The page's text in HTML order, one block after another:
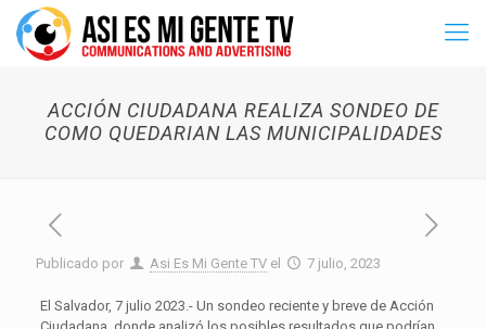
ACCIÓN CIUDADANA REALIZA SONDEO DE
COMO QUEDARIAN LAS MUNICIPALIDADES
Publicado por Asi Es Mi Gente TV el 7 julio, 2023
El Salvador, 7 julio 2023.- Un sondeo reciente y breve de Acción